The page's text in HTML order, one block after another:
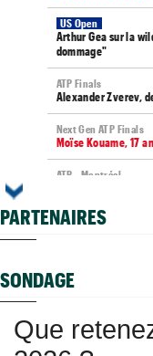
US Open
Arthur Gea sur la
dommage"
ATP Finals
Alexander Zverev,
Next Gen ATP Finals
Moïse Kouame, 17
ATP - Montréal
WTA - Toronto
Auger-Aliassime
Arthur Fils : "C’est
PARTENAIRES
SONDAGE
Que